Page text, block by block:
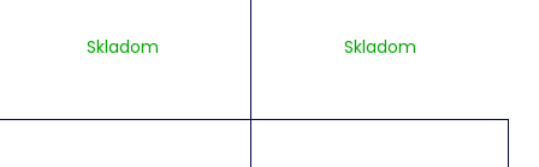
Skladom Skladom